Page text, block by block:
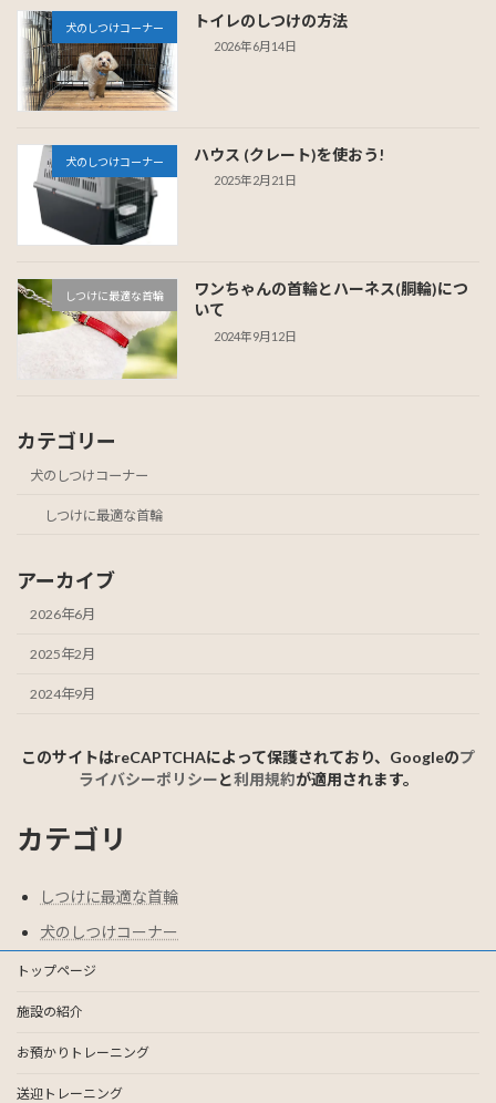
犬のしつけコーナー トイレのしつけの方法
2026年6月14日
犬のしつけコーナー ハウス (クレート)を使おう!
2025年2月21日
しつけに最適な首輪
ワンちゃんの首輪とハーネス(胴輪)につ
いて
2024年9月12日
カテゴリー
犬のしつけコーナー
しつけに最適な首輪
アーカイブ
2026年6月
2025年2月
2024年9月
このサイトはreCAPTCHAによって保護されており、Googleのプ
ライバシーポリシーと利用規約が適用されます。
カテゴリ
しつけに最適な首輪
犬のしつけコーナー
トップページ
施設の紹介
お預かりトレーニング
送迎トレーニング